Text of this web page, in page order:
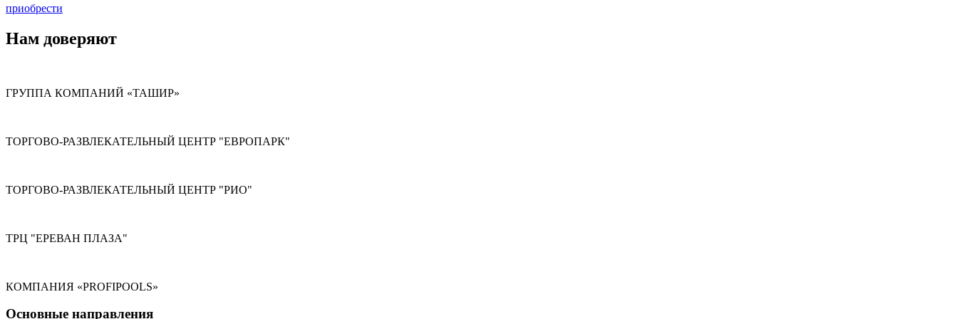
приобрести
Нам доверяют
ГРУППА КОМПАНИЙ «ТАШИР»
ТОРГОВО-РАЗВЛЕКАТЕЛЬНЫЙ ЦЕНТР "ЕВРОПАРК"
ТОРГОВО-РАЗВЛЕКАТЕЛЬНЫЙ ЦЕНТР "РИО"
ТРЦ "ЕРЕВАН ПЛАЗА"
КОМПАНИЯ «PROFIPOOLS»
Основные направления